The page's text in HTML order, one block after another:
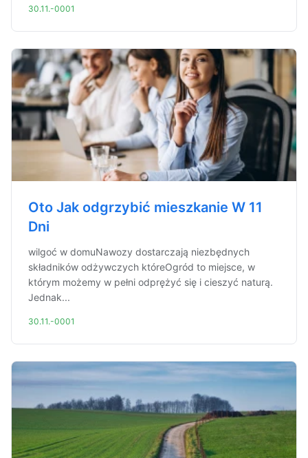
30.11.-0001
Oto Jak odgrzybić mieszkanie W 11
Dni
wilgoć w domuNawozy dostarczają niezbędnych
składników odżywczych któreOgród to miejsce, w
którym możemy w pełni odprężyć się i cieszyć naturą.
Jednak...
30.11.-0001